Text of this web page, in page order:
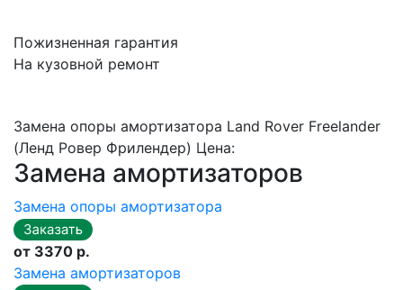
Пожизненная гарантия
На кузовной ремонт
Замена опоры амортизатора Land Rover Freelander
(Ленд Ровер Фрилендер) Цена:
Замена амортизаторов
Замена опоры амортизатора
от 3370 р.
Замена амортизаторов